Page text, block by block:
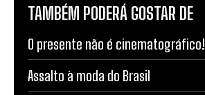
TAMBÉM PODERÁ GOSTAR DE
O presente não é cinematográfico!
Assalto à moda do Brasil